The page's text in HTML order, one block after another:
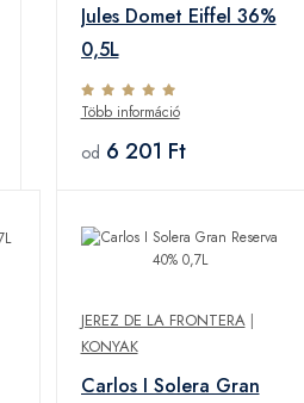
Jules Domet Eiffel 36%
0,5L
Több információ
od 6 201 Ft
JEREZ DE LA FRONTERA|
KONYAK
Carlos I Solera Gran